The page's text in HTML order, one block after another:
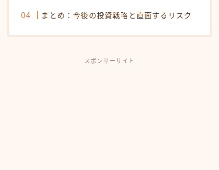
まとめ：今後の投資戦略と直面するリスク
スポンサーサイト